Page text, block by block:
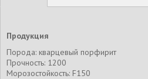
Продукция
Порода: кварцевый порфирит
Прочность: 1200
Морозостойкость: F150